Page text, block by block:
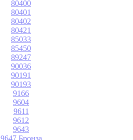
80400
80401
80402
80421
85033
85450
89247
90036
90191
90193
9166
9604
9611
9612
9643
9647 Бронза